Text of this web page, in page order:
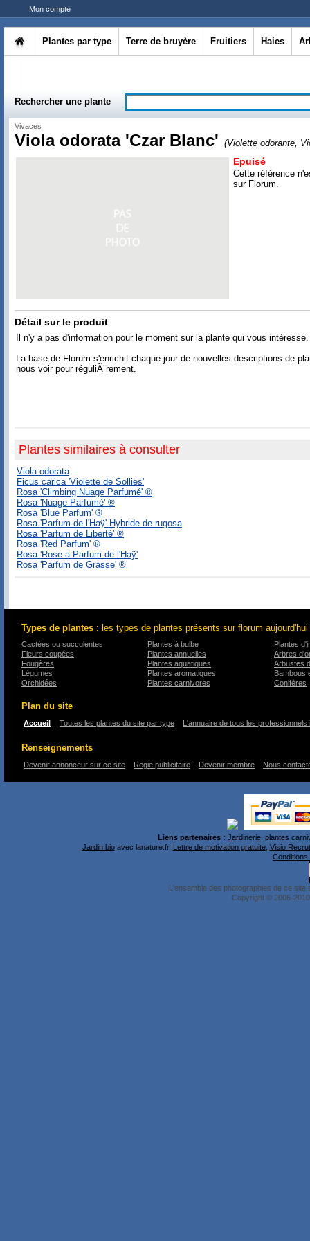
Mon compte
Plantes par type Terre de bruyère Fruitiers Haies
Rechercher une plante
Vivaces
Viola odorata 'Czar Blanc' (Violette odorante,
Epuisé
Cette référence
sur Florum.
Détail sur le produit
Il n'y a pas d'information pour le moment sur la plante qui vous intéresse.
La base de Florum s'enrichit chaque jour de nouvelles descriptions de
nous voir pour réguliÃ¨rement.
Plantes similaires à consulter
Viola odorata
Ficus carica 'Violette de Sollies'
Rosa 'Climbing Nuage Parfumé' ®
Rosa 'Nuage Parfumé' ®
Rosa 'Blue Parfum' ®
Rosa 'Parfum de l'Haÿ'.Hybride de rugosa
Rosa 'Parfum de Liberté' ®
Rosa 'Red Parfum' ®
Rosa 'Rose a Parfum de l'Haÿ'
Rosa 'Parfum de Grasse' ®
Types de plantes : les types de plantes présents sur florum
Cactées ou succulentes
Fleurs coupées
Fougères
Légumes
Orchidées
Plantes à bulbe
Plantes annuelles
Plantes aquatiques
Plantes aromatiques
Plantes carnivores
Plantes
Arbres
Arbustes
Bambous
Conifères
Plan du site
Accueil Toutes les plantes du site par type L'annuaire de tous les
Renseignements
Devenir annonceur sur ce site Regie publicitaire Devenir membre Nous
Liens partenaires : Jardinerie, plantes
Jardin bioavec lanature.fr, Lettre de motivation gratuite, Visio
Conditions
L'ensemble des photographies de ce
Copyright © 2006-